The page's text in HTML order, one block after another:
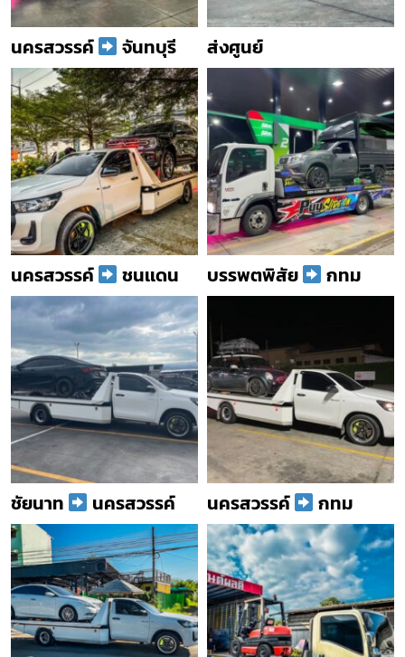
นครสวรรค์ จันทบุรี ส่งศูนย์
นครสวรรค์ ชนเเดน บรรพตพิสัย กทม
ชัยนาท นครสวรรค์ นครสวรรค์ กทม